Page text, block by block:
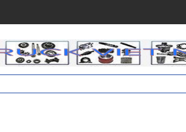
trước Foton Auman C160 New